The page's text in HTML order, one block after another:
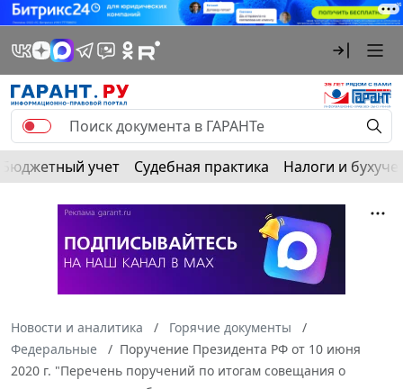
Бюджетный учет Судебная практика Налоги и
Новости и аналитика
Горячие документы
Федеральные
Поручение Президента РФ от 10 июня
2020 г. "Перечень поручений по итогам совещания о